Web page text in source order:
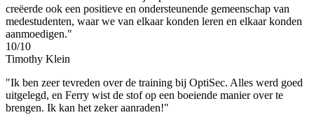
creëerde ook een positieve en ondersteunende gemeenschap van
medestudenten, waar we van elkaar konden leren en elkaar konden
aanmoedigen."
10/10
Timothy Klein
"Ik ben zeer tevreden over de training bij OptiSec. Alles werd goed
uitgelegd, en Ferry wist de stof op een boeiende manier over te
brengen. Ik kan het zeker aanraden!"